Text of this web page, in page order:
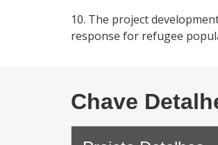
10. The project
response for refugee
Chave